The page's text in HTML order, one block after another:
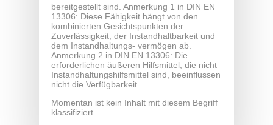
bereitgestellt sind. Anmerkung 1 in DIN EN
13306: Diese Fähigkeit hängt von den
kombinierten Gesichtspunkten der
Zuverlässigkeit, der Instandhaltbarkeit und
dem Instandhaltungs- vermögen ab.
Anmerkung 2 in DIN EN 13306: Die
erforderlichen äußeren Hilfsmittel, die nicht
Instandhaltungshilfsmittel sind, beeinflussen
nicht die Verfügbarkeit.
Momentan ist kein Inhalt mit diesem Begriff
klassifiziert.